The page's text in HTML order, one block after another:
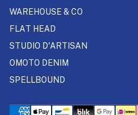
WAREHOUSE & CO
FLAT HEAD
STUDIO D'ARTISAN
OMOTO DENIM
SPELLBOUND